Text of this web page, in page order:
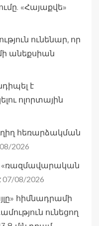
«Հայաքվե»
ունենար, որ
անեքսիան
է
ոլորտային
հեռարձակման
2026
«ռազմավարական
07/08/2026
հիմնադրամի
ունեցող